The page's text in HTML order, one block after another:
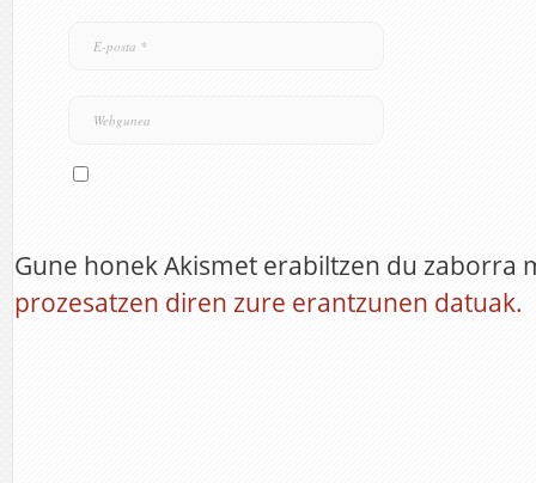
Gune honek Akismet erabiltzen du zaborra
prozesatzen diren zure erantzunen datuak.